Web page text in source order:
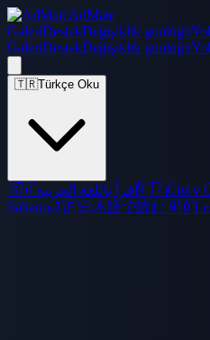
AdMate
GaleriDestekDeğişiklik günlüğü
GaleriDestekDeğişiklik günlüğü
🇹🇷Türkçe Oku
🇸🇦اقرأ باللغة العربية 🇨🇿Číst v
Italiano🇯🇵日本語で読む🇳🇴